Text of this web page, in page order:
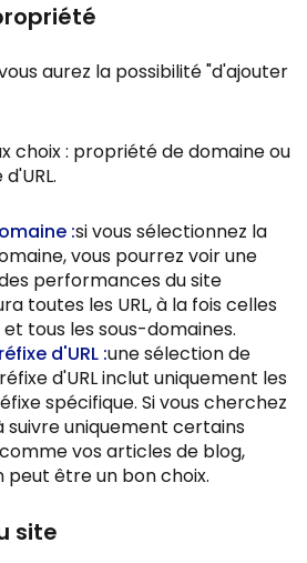
aurez la possibilité "d'ajouter
choix : propriété de domaine ou
:si vous sélectionnez la
vous pourrez voir une
performances du site
toutes les URL, à la fois celles
et tous les sous-domaines.
d'URL :une sélection de
d'URL inclut uniquement les
spécifique. Si vous cherchez
suivre uniquement certains
vos articles de blog,
être un bon choix.
site